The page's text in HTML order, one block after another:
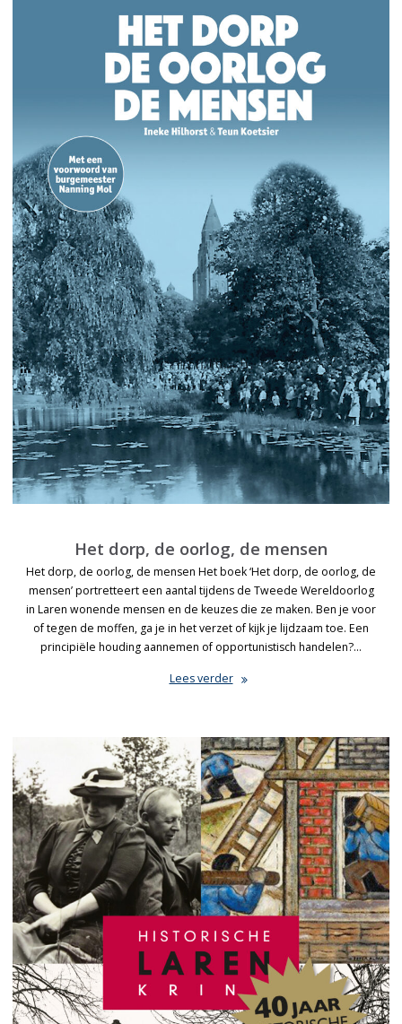
Het dorp, de oorlog, de mensen
Het dorp, de oorlog, de mensen Het boek ‘Het dorp, de oorlog, de
mensen’ portretteert een aantal tijdens de Tweede Wereldoorlog
in Laren wonende mensen en de keuzes die ze maken. Ben je voor
of tegen de moffen, ga je in het verzet of kijk je lijdzaam toe. Een
principiële houding aannemen of opportunistisch handelen?…
Lees verder